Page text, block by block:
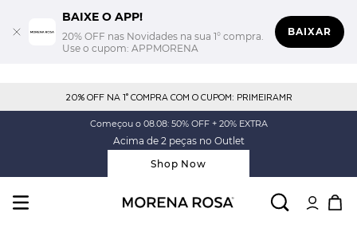
BAIXE O APP!
20% OFF nas Novidades na sua 1° compra.
Use o cupom: APPMORENA
BAIXAR
20% OFF NA 1° COMPRA COM O CUPOM: PRIMEIRAMR
Começou o 08.08: 50% OFF + 20% EXTRA
Acima de 2 peças no Outlet
Shop Now